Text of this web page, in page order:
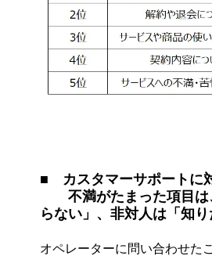
■ カスタマーサポートに
不満がたまった項目は
らない」、非対人は「知
オペレーターに問い合わせた